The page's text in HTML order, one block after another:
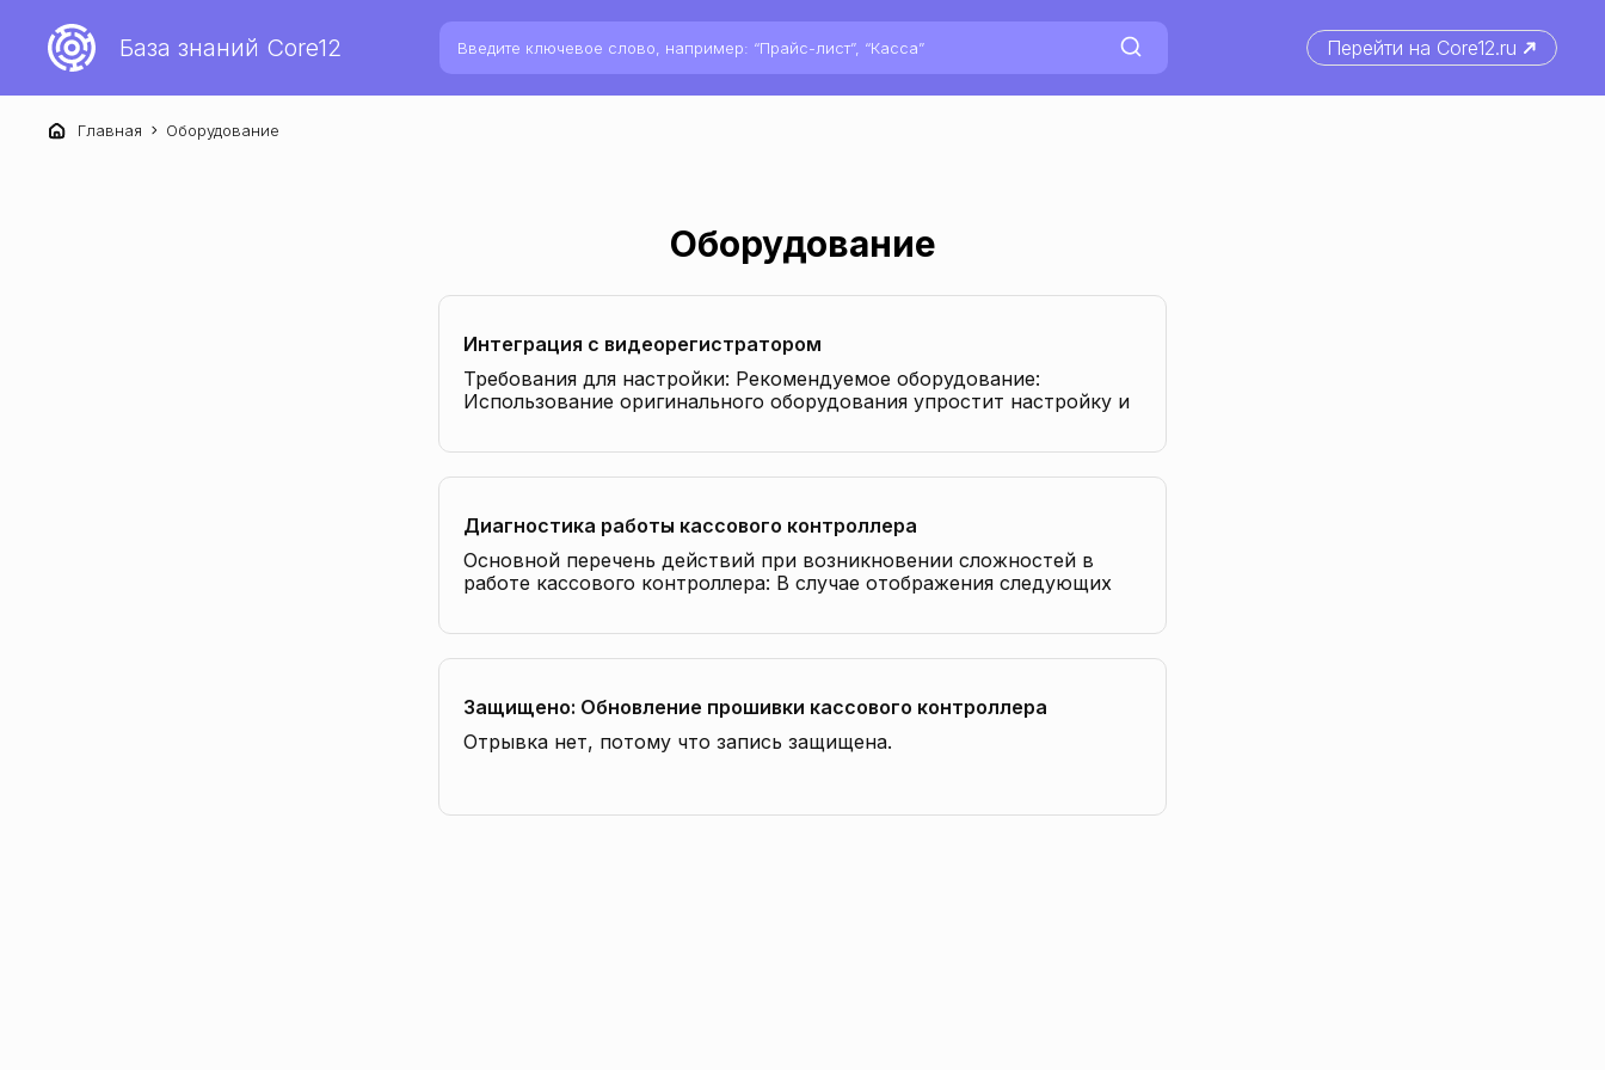
База знаний Core12 Перейти на Сore12.ru
Главная Оборудование
Оборудование
Интеграция с видеорегистратором
Требования для настройки: Рекомендуемое оборудование:
Использование оригинального оборудования упростит настройку и
просмотра онлайн-трансляции…
Диагностика работы кассового контроллера
Основной перечень действий при возникновении сложностей в
работе кассового контроллера: В случае отображения следующих
Защищено: Обновление прошивки кассового контроллера
Отрывка нет, потому что запись защищена.